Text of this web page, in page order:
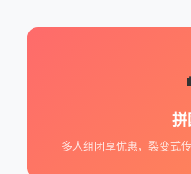
拼
多人组团享优惠，裂变式